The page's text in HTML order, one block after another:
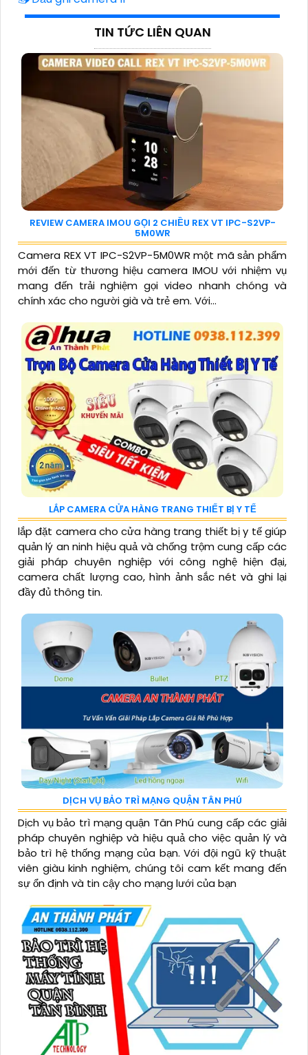
TIN TỨC LIÊN QUAN
REVIEW CAMERA IMOU GỌI 2 CHIỀU REX VT IPC-S2VP-
5M0WR
Camera REX VT IPC-S2VP-5M0WR một mã sản phẩm
mới đến từ thương hiệu camera IMOU với nhiệm vụ
mang đến trải nghiệm gọi video nhanh chóng và
chính xác cho người già và trẻ em. Với...
LẮP CAMERA CỬA HÀNG TRANG THIẾT BỊ Y TẾ
lắp đặt camera cho cửa hàng trang thiết bị y tế giúp
quản lý an ninh hiệu quả và chống trộm cung cấp các
giải pháp chuyên nghiệp với công nghệ hiện đại,
camera chất lượng cao, hình ảnh sắc nét và ghi lại
đầy đủ thông tin.
DỊCH VỤ BẢO TRÌ MẠNG QUẬN TÂN PHÚ
Dịch vụ bảo trì mạng quận Tân Phú cung cấp các giải
pháp chuyên nghiệp và hiệu quả cho việc quản lý và
bảo trì hệ thống mạng của bạn. Với đội ngũ kỹ thuật
viên giàu kinh nghiệm, chúng tôi cam kết mang đến
sự ổn định và tin cậy cho mạng lưới của bạn